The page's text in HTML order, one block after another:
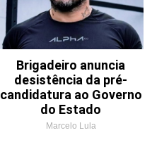
Brigadeiro anuncia
desistência da pré-
candidatura ao Governo
do Estado
Marcelo Lula